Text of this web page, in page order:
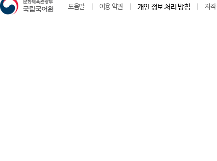
도움말 이용 약관 개인 정보 처리 방침 저